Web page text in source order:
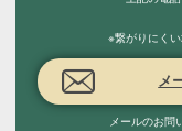
※繋がりにく
メ
メールのお問